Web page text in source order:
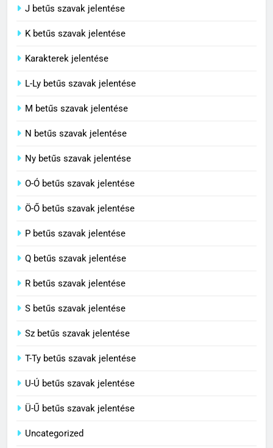
Contemporary jelentése
C BETŰS SZAVAK JELENTÉSE
C BETŰS SZAVAK JELENTÉSE
8
Céltudatos jelentése
J betűs szavak jelentése
K betűs szavak jelentése
Karakterek jelentése
L-Ly betűs szavak jelentése
M betűs szavak jelentése
N betűs szavak jelentése
Ny betűs szavak jelentése
O-Ó betűs szavak jelentése
Ö-Ő betűs szavak jelentése
P betűs szavak jelentése
Q betűs szavak jelentése
R betűs szavak jelentése
S betűs szavak jelentése
Sz betűs szavak jelentése
T-Ty betűs szavak jelentése
U-Ú betűs szavak jelentése
Ü-Ű betűs szavak jelentése
Uncategorized